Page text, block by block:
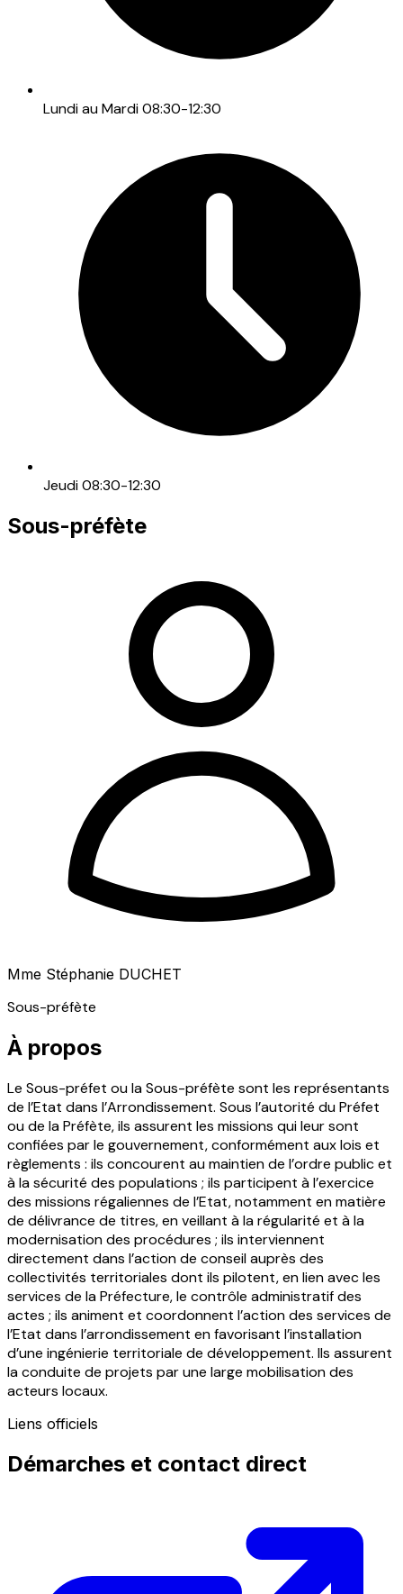
Lundi au Mardi 08:30-12:30
Jeudi 08:30-12:30
Sous-préfète
Mme Stéphanie DUCHET
Sous-préfète
À propos
Le Sous-préfet ou la Sous-préfète sont les représentants
de l’Etat dans l’Arrondissement. Sous l’autorité du Préfet
ou de la Préfète, ils assurent les missions qui leur sont
confiées par le gouvernement, conformément aux lois et
règlements : ils concourent au maintien de l’ordre public et
à la sécurité des populations ; ils participent à l’exercice
des missions régaliennes de l’Etat, notamment en matière
de délivrance de titres, en veillant à la régularité et à la
modernisation des procédures ; ils interviennent
directement dans l’action de conseil auprès des
collectivités territoriales dont ils pilotent, en lien avec les
services de la Préfecture, le contrôle administratif des
actes ; ils animent et coordonnent l’action des services de
l’Etat dans l’arrondissement en favorisant l’installation
d’une ingénierie territoriale de développement. Ils assurent
la conduite de projets par une large mobilisation des
acteurs locaux.
Liens officiels
Démarches et contact direct